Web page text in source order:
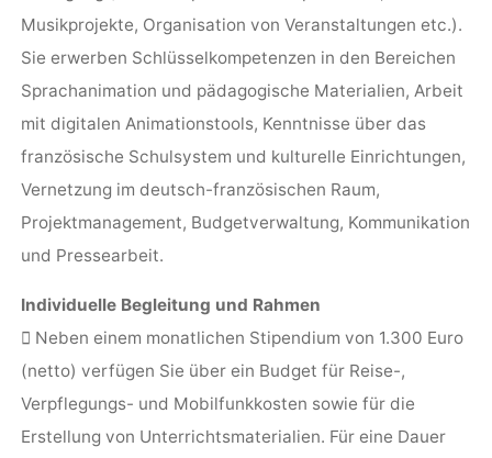
Musikprojekte, Organisation von Veranstaltungen etc.).
Sie erwerben Schlüsselkompetenzen in den Bereichen
Sprachanimation und pädagogische Materialien, Arbeit
mit digitalen Animationstools, Kenntnisse über das
französische Schulsystem und kulturelle Einrichtungen,
Vernetzung im deutsch-französischen Raum,
Projektmanagement, Budgetverwaltung, Kommunikation
und Pressearbeit.
Individuelle Begleitung und Rahmen
 Neben einem monatlichen Stipendium von 1.300 Euro
(netto) verfügen Sie über ein Budget für Reise-,
Verpflegungs- und Mobilfunkkosten sowie für die
Erstellung von Unterrichtsmaterialien. Für eine Dauer